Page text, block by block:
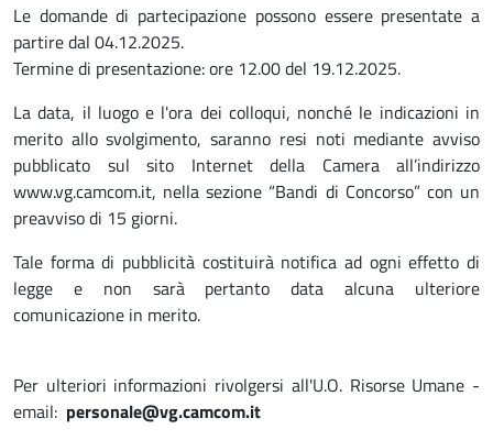
Le domande di partecipazione possono essere presentate a
partire dal 04.12.2025.
Termine di presentazione: ore 12.00 del 19.12.2025.
La data, il luogo e l'ora dei colloqui, nonché le indicazioni in
merito allo svolgimento, saranno resi noti mediante avviso
pubblicato sul sito Internet della Camera all’indirizzo
www.vg.camcom.it, nella sezione “Bandi di Concorso” con un
preavviso di 15 giorni.
Tale forma di pubblicità costituirà notifica ad ogni effetto di
legge e non sarà pertanto data alcuna ulteriore
comunicazione in merito.
Per ulteriori informazioni rivolgersi all'U.O. Risorse Umane -
email: personale@vg.camcom.it